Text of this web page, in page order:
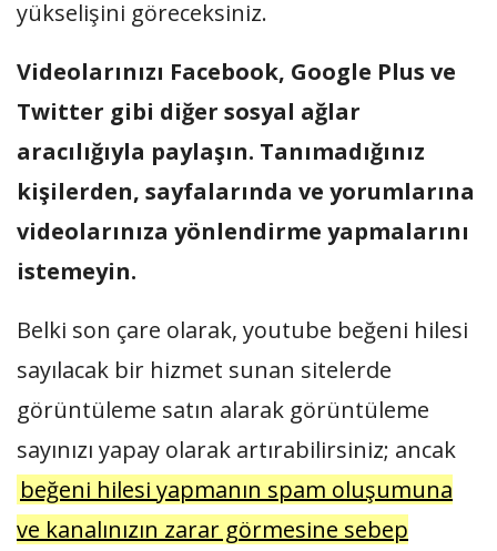
yükselişini göreceksiniz.
Videolarınızı Facebook, Google Plus ve
Twitter gibi diğer sosyal ağlar
aracılığıyla paylaşın. Tanımadığınız
kişilerden, sayfalarında ve yorumlarına
videolarınıza yönlendirme yapmalarını
istemeyin.
Belki son çare olarak, youtube beğeni hilesi
sayılacak bir hizmet sunan sitelerde
görüntüleme satın alarak görüntüleme
sayınızı yapay olarak artırabilirsiniz; ancak
beğeni hilesi yapmanın spam oluşumuna
ve kanalınızın zarar görmesine sebep